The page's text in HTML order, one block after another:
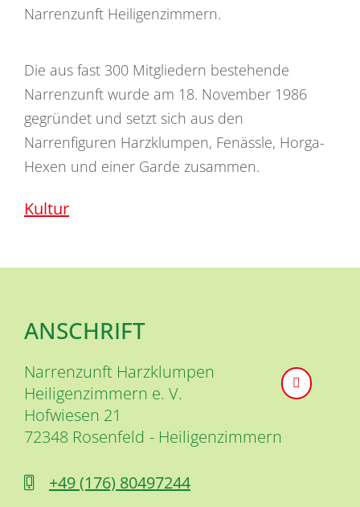
Narrenzunft Heiligenzimmern.
Die aus fast 300 Mitgliedern bestehende
Narrenzunft wurde am 18. November 1986
gegründet und setzt sich aus den
Narrenfiguren Harzklumpen, Fenässle, Horga-
Hexen und einer Garde zusammen.
Kultur
ANSCHRIFT
Narrenzunft Harzklumpen
Heiligenzimmern e. V.
Heiligenzimmern
Hofwiesen 21
72348 Rosenfeld
+49 (176) 80497244